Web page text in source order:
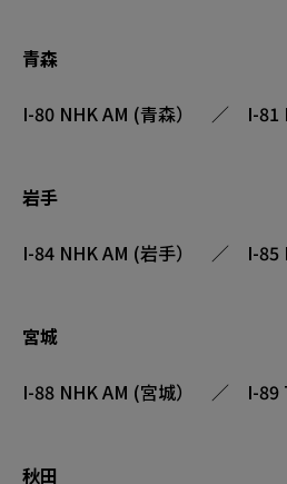
青森
I-80 NHK AM (青森） ／ I-81
岩手
I-84 NHK AM (岩手） ／ I-85
宮城
I-88 NHK AM (宮城） ／ I-89
秋田